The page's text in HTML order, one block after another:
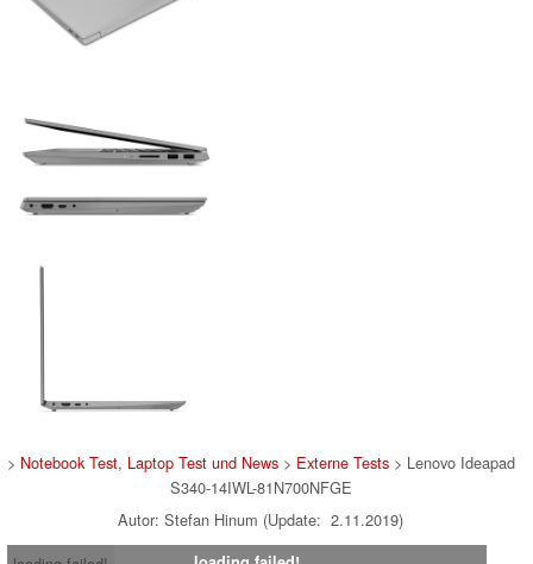
> Notebook Test, Laptop Test und News> Externe Tests> Lenovo Ideapad
S340-14IWL-81N700NFGE
Autor: Stefan Hinum (Update: 2.11.2019)